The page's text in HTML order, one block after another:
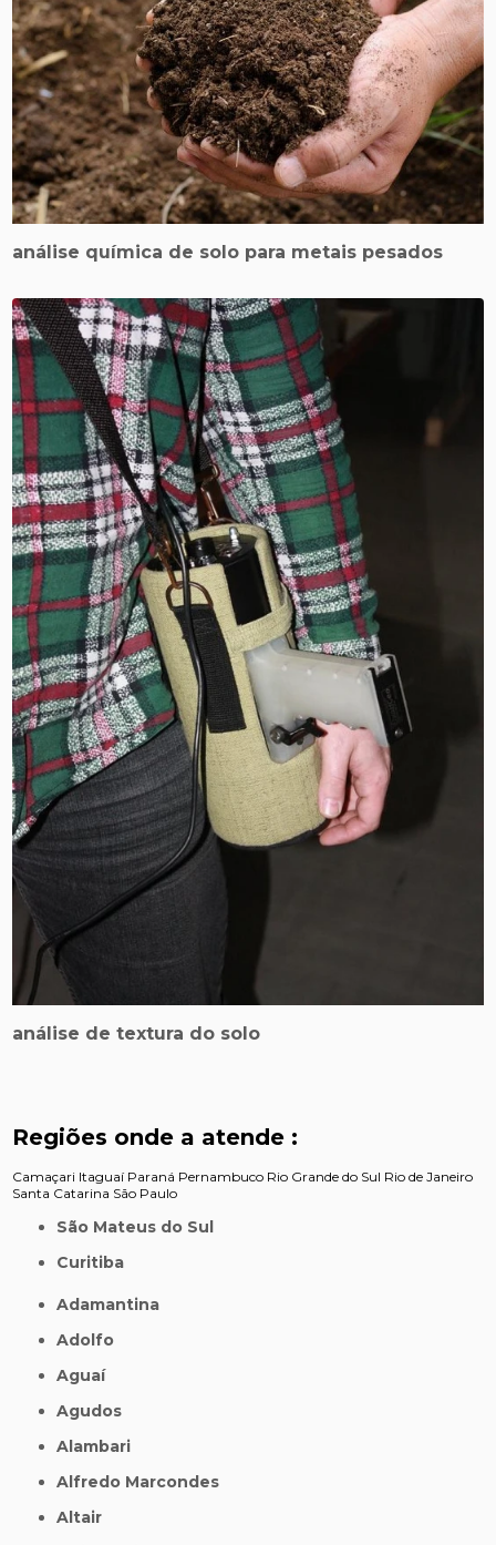
análise química de solo para metais pesados
análise de textura do solo
Regiões onde a atende :
Camaçari Itaguaí Paraná Pernambuco Rio Grande do Sul Rio de Janeiro
Santa Catarina São Paulo
São Mateus do Sul
Curitiba
Adamantina
Adolfo
Aguaí
Agudos
Alambari
Alfredo Marcondes
Altair